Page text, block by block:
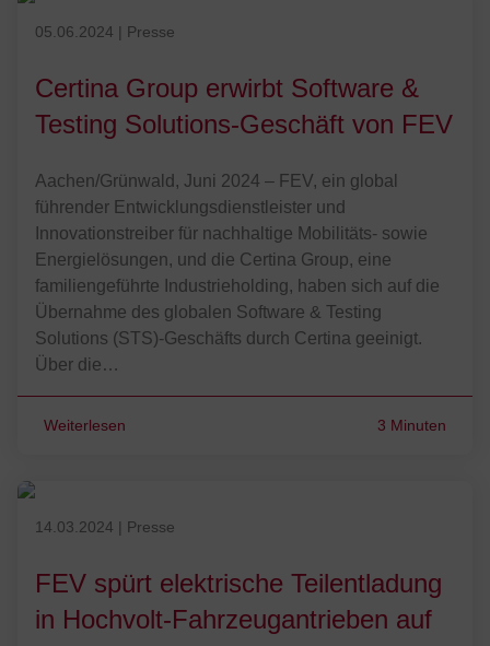
FEV und die Certina Group haben sich auf die Übernahme des
Veröffentlicht am 05.06.2024
05.06.2024 | Presse
Certina Group erwirbt Software &
Testing Solutions-Geschäft von FEV
Aachen/Grünwald, Juni 2024 – FEV, ein global
führender Entwicklungsdienstleister und
Innovationstreiber für nachhaltige Mobilitäts- sowie
Energielösungen, und die Certina Group, eine
familiengeführte Industrieholding, haben sich auf die
Übernahme des globalen Software & Testing
Solutions (STS)-Geschäfts durch Certina geeinigt.
Über die…
Weiterlesen 3 Minuten
Veröffentlicht am 14.03.2024
14.03.2024 | Presse
FEV spürt elektrische Teilentladung
in Hochvolt-Fahrzeugantrieben auf